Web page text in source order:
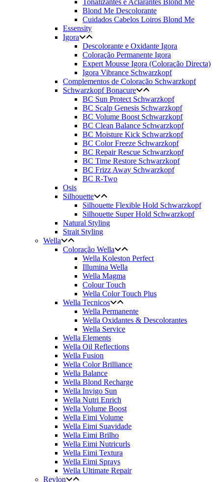
Tonalizantes e Aclarantes Blond Me
Blond Me Descolorante
Cuidados Cabelos Loiros Blond Me
Essensity
Igora
Descolorante e Oxidante Igora
Coloração Permanente Igora
Expert Mousse Igora (Coloração Directa)
Igora Vibrance Schwarzkopf
Complementos de Coloração Schwarzkopf
Schwarzkopf Bonacure
BC Sun Protect Schwarzkopf
BC Scalp Genesis Schwarzkopf
BC Volume Boost Schwarzkopf
BC Clean Balance Schwarzkopf
BC Moisture Kick Schwarzkopf
BC Color Freeze Schwarzkopf
BC Repair Rescue Schwarzkopf
BC Time Restore Schwarzkopf
BC Frizz Away Schwarzkopf
BC R-Two
Osis
Silhouette
Silhouette Flexible Hold Schwarzkopf
Silhouette Super Hold Schwarzkopf
Natural Styling
Strait Styling
Wella
Coloração Wella
Wella Koleston Perfect
Illumina Wella
Wella Magma
Colour Touch
Wella Color Touch Plus
Wella Tecnicos
Wella Permanente
Wella Oxidantes & Descolorantes
Wella Service
Wella Elements
Wella Oil Reflections
Wella Fusion
Wella Color Brilliance
Wella Balance
Wella Blond Recharge
Wella Invigo Sun
Wella Nutri Enrich
Wella Volume Boost
Wella Eimi Volume
Wella Eimi Suavidade
Wella Eimi Brilho
Wella Eimi Nutricurls
Wella Eimi Textura
Wella Eimi Sprays
Wella Ultimate Repair
Revlon